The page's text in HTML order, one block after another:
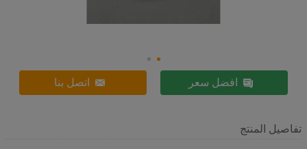
افضل سعر اتصل بنا
تفاصيل المنتج